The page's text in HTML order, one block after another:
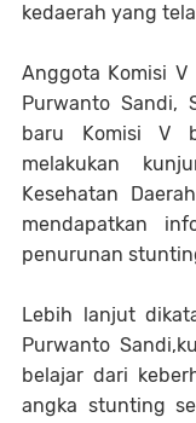
kedaerah yang
Anggota Komisi
Purwanto Sandi,
baru Komisi V
melakukan
Kesehatan
mendapatkan
penurunan
Lebih lanjut
Purwanto
belajar dari
angka stunting